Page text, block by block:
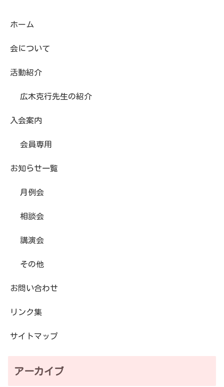
ホーム
会について
活動紹介
広木克行先生の紹介
入会案内
会員専用
お知らせ一覧
月例会
相談会
講演会
その他
お問い合わせ
リンク集
サイトマップ
アーカイブ